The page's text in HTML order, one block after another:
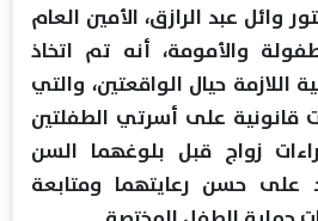
وائل عبد الرازق، الأمين العام
والأمومة، أنه تم اتخاذ
اللازمة حيال الواقعتين، والتي
قانونية على أسرتي الطفلتين
زواج قبل بلوغهما السن
على حسن رعايتهما ومتابعة